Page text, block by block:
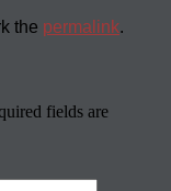
the permalink.
fields are